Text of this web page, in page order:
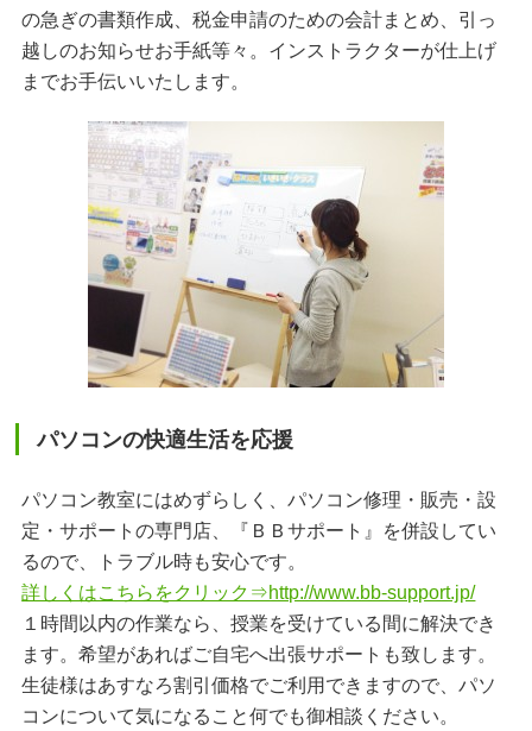
の急ぎの書類作成、税金申請のための会計まとめ、引っ
越しのお知らせお手紙等々。インストラクターが仕上げ
までお手伝いいたします。
パソコンの快適生活を応援
パソコン教室にはめずらしく、パソコン修理・販売・設
定・サポートの専門店、『ＢＢサポート』を併設してい
るので、トラブル時も安心です。
詳しくはこちらをクリック⇒http://www.bb-support.jp/
１時間以内の作業なら、授業を受けている間に解決でき
ます。希望があればご自宅へ出張サポートも致します。
生徒様はあすなろ割引価格でご利用できますので、パソ
コンについて気になること何でも御相談ください。